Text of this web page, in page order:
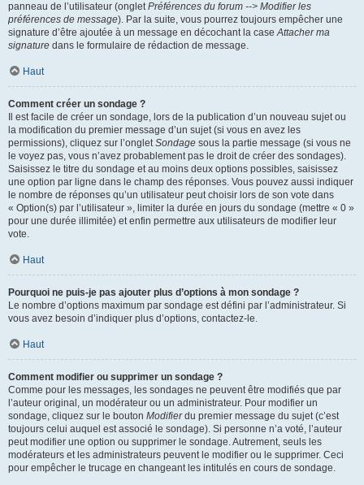
panneau de l’utilisateur (ongletPréférences du forum --> Modifier les
préférences de message). Par la suite, vous pourrez toujours empêcher une
signature d’être ajoutée à un message en décochant la caseAttacher ma
signature dans le formulaire de rédaction de message.
Haut
Comment créer un sondage ?
Il est facile de créer un sondage, lors de la publication d’un nouveau sujet ou
la modification du premier message d’un sujet (si vous en avez les
permissions), cliquez sur l’ongletSondage sous la partie message (si vous ne
le voyez pas, vous n’avez probablement pas le droit de créer des sondages).
Saisissez le titre du sondage et au moins deux options possibles, saisissez
une option par ligne dans le champ des réponses. Vous pouvez aussi indiquer
le nombre de réponses qu’un utilisateur peut choisir lors de son vote dans
« Option(s) par l’utilisateur », limiter la durée en jours du sondage (mettre « 0 »
pour une durée illimitée) et enfin permettre aux utilisateurs de modifier leur
vote.
Haut
Pourquoi ne puis-je pas ajouter plus d’options à mon sondage ?
Le nombre d’options maximum par sondage est défini par l’administrateur. Si
vous avez besoin d’indiquer plus d’options, contactez-le.
Haut
Comment modifier ou supprimer un sondage ?
Comme pour les messages, les sondages ne peuvent être modifiés que par
l’auteur original, un modérateur ou un administrateur. Pour modifier un
sondage, cliquez sur le bouton Modifierdu premier message du sujet (c’est
toujours celui auquel est associé le sondage). Si personne n’a voté, l’auteur
peut modifier une option ou supprimer le sondage. Autrement, seuls les
modérateurs et les administrateurs peuvent le modifier ou le supprimer. Ceci
pour empêcher le trucage en changeant les intitulés en cours de sondage.